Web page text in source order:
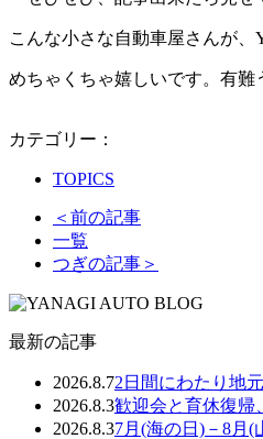
こんな小さな自動車屋さんが、
めちゃくちゃ嬉しいです。有難
カテゴリー：
TOPICS
＜前の記事
一覧
つぎの記事＞
最新の記事
2026.8.72日間にわたり地
2026.8.3歓迎会と育休復帰
2026.8.37月(海の日)－8月(